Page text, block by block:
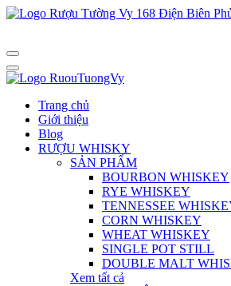
Trang chủ
Giới thiệu
Blog
RƯỢU WHISKY
SẢN PHẨM
BOURBON WHISKEY
RYE WHISKEY
TENNESSEE
CORN WHISKEY
WHEAT WHISKEY
SINGLE POT STILL
DOUBLE MALT
Xem tất cả